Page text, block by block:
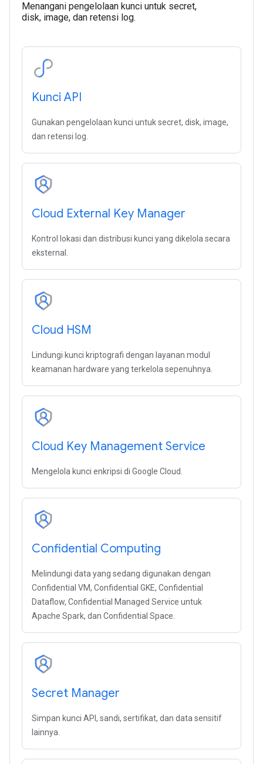
Menangani pengelolaan kunci untuk secret,
disk, image, dan retensi log.
Kunci API
Gunakan pengelolaan kunci untuk secret, disk, image,
dan retensi log.
Cloud External Key Manager
Kontrol lokasi dan distribusi kunci yang dikelola secara
eksternal.
Cloud HSM
Lindungi kunci kriptografi dengan layanan modul
keamanan hardware yang terkelola sepenuhnya.
Cloud Key Management Service
Mengelola kunci enkripsi di Google Cloud.
Confidential Computing
Melindungi data yang sedang digunakan dengan
Confidential VM, Confidential GKE, Confidential
Dataflow, Confidential Managed Service untuk
Apache Spark, dan Confidential Space.
Secret Manager
Simpan kunci API, sandi, sertifikat, dan data sensitif
lainnya.